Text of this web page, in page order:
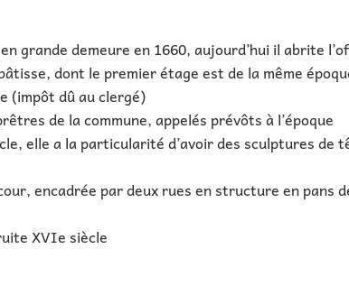
grande demeure en 1660, aujourd’hui il abrite
dont le premier étage est de la même
(impôt dû au clergé)
de la commune, appelés prévôts à l’époque
elle a la particularité d’avoir des sculptures de
encadrée par deux rues en structure en pans
XVIe siècle